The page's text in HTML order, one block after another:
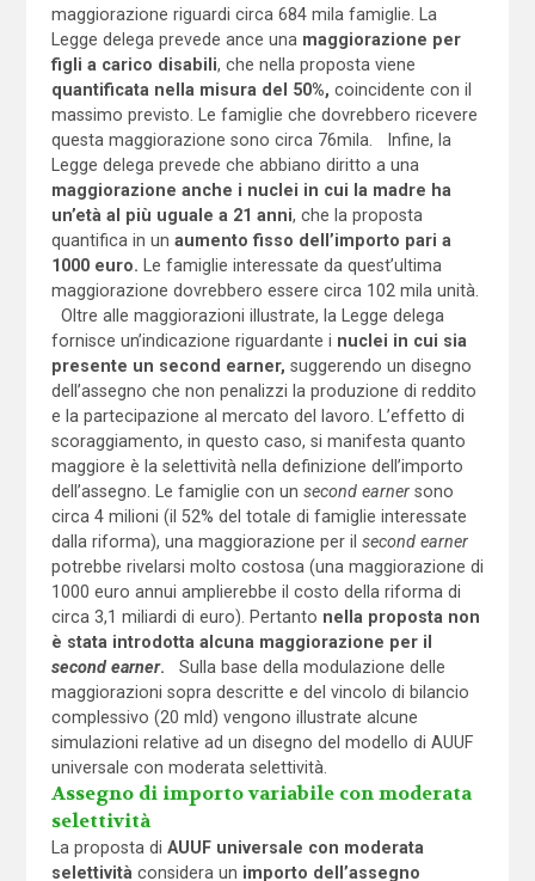
maggiorazione riguardi circa 684 mila famiglie. La
Legge delega prevede ance una maggiorazione per
figli a carico disabili, che nella proposta viene
quantificata nella misura del 50%, coincidente con il
massimo previsto. Le famiglie che dovrebbero ricevere
questa maggiorazione sono circa 76mila. Infine, la
Legge delega prevede che abbiano diritto a una
maggiorazione anche i nuclei in cui la madre ha
un’età al più uguale a 21 anni, che la proposta
quantifica in un aumento fisso dell’importo pari a
1000 euro.
Le famiglie interessate da quest’ultima
maggiorazione dovrebbero essere circa 102 mila unità.
Oltre alle maggiorazioni illustrate, la Legge delega
fornisce un’indicazione riguardante i nuclei in cui sia
presente un second earner, suggerendo un disegno
dell’assegno che non penalizzi la produzione di reddito
e la partecipazione al mercato del lavoro. L’effetto di
scoraggiamento, in questo caso, si manifesta quanto
maggiore è la selettività nella definizione dell’importo
dell’assegno. Le famiglie con un second earner sono
circa 4 milioni (il 52% del totale di famiglie interessate
dalla riforma), una maggiorazione per il second earner
potrebbe rivelarsi molto costosa (una maggiorazione di
1000 euro annui amplierebbe il costo della riforma di
circa 3,1 miliardi di euro). Pertanto nella proposta non
è stata introdotta alcuna maggiorazione per il
second earner. Sulla base della modulazione delle
maggiorazioni sopra descritte e del vincolo di bilancio
complessivo (20 mld) vengono illustrate alcune
simulazioni relative ad un disegno del modello di AUUF
universale con moderata selettività.
Assegno di importo variabile con moderata
selettività
La proposta di AUUF universale con moderata
selettività considera un importo dell’assegno